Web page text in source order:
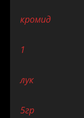
кромид
1
лук
5гр